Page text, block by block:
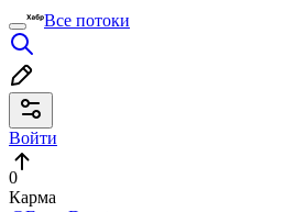
Все потоки
Войти
0
Карма